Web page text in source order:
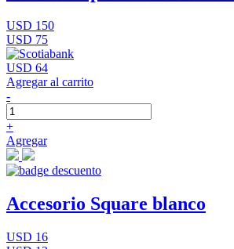
USD 150
USD 75
USD 64
Agregar al carrito
-
+
Agregar
Accesorio Square blanco
USD 16